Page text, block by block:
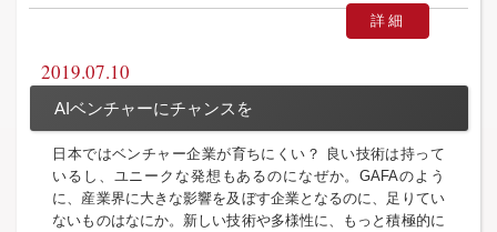
詳細
2019.07.10
AIベンチャーにチャンスを
日本ではベンチャー企業が育ちにくい？ 良い技術は持って
いるし、ユニークな発想もあるのになぜか。GAFAのよう
に、産業界に大きな影響を及ぼす企業となるのに、足りてい
ないものはなにか。新しい技術や多様性に、もっと積極的に